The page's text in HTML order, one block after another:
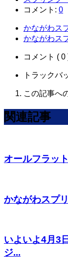
コメント: 0
かながわス
かながわス
コメント ( 0
トラックバ
この記事へ
関連記事
オールフラッ
かながわスプ
いよいよ4月3
ジ...